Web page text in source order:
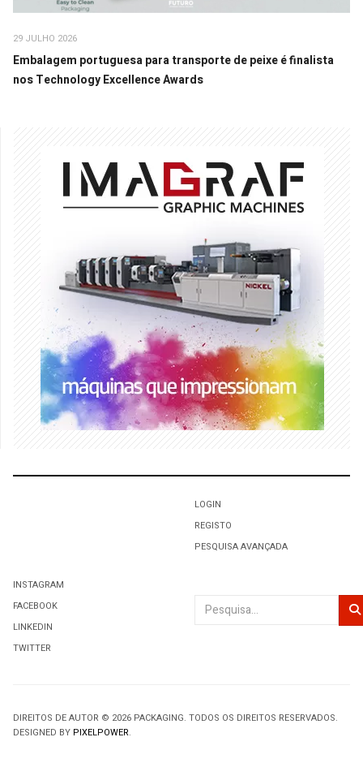
29 JULHO 2026
Embalagem portuguesa para transporte de peixe é finalista
nos Technology Excellence Awards
LOGIN
REGISTO
PESQUISA AVANÇADA
INSTAGRAM
FACEBOOK
LINKEDIN
TWITTER
Pesquisar
DIREITOS DE AUTOR © 2026 PACKAGING. TODOS OS DIREITOS RESERVADOS.
DESIGNED BY PIXELPOWER.